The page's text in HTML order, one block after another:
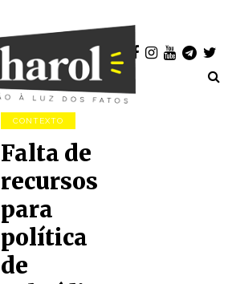
CONTEXTO
Falta de
recursos
para
política
de